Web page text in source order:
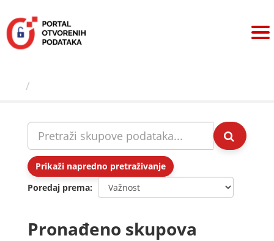
sadržaj
Prikaži napredno pretraživanje
Poredaj prema
Pronađeno skupova